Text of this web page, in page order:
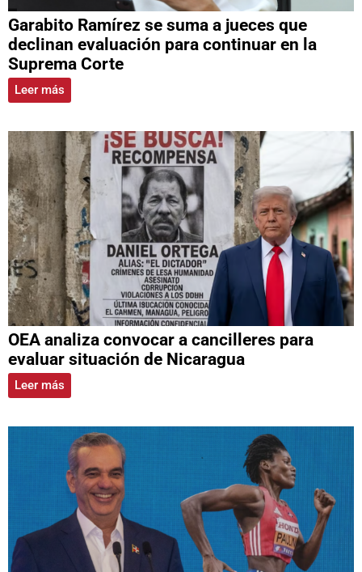
Garabito Ramírez se suma a jueces que
declinan evaluación para continuar en la
Suprema Corte
Leer más
OEA analiza convocar a cancilleres para
evaluar situación de Nicaragua
Leer más